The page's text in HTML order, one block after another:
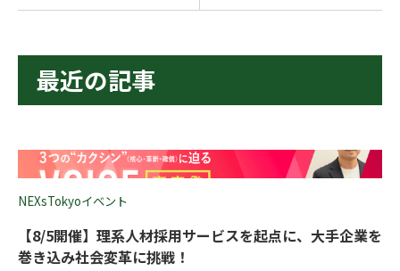
最近の記事
NEXsTokyoイベント
【8/5開催】理系人材採用サービスを起点に、大手企業を
巻き込み社会変革に挑戦！